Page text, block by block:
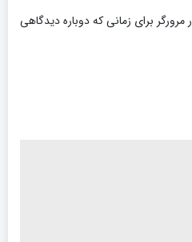
برای زمانی که دوباره دیدگاهی